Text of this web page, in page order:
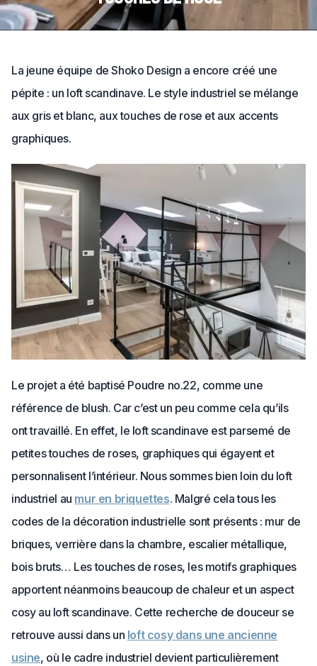
La jeune équipe de Shoko Design a encore créé une
pépite : un loft scandinave. Le style industriel se mélange
aux gris et blanc, aux touches de rose et aux accents
graphiques.
Le projet a été baptisé Poudre no.22, comme une
référence de blush. Car c’est un peu comme cela qu’ils
ont travaillé. En effet, le loft scandinave est parsemé de
petites touches de roses, graphiques qui égayent et
personnalisent l’intérieur. Nous sommes bien loin du loft
industriel au mur en briquettes. Malgré cela tous les
codes de la décoration industrielle sont présents : mur de
briques, verrière dans la chambre, escalier métallique,
bois bruts… Les touches de roses, les motifs graphiques
apportent néanmoins beaucoup de chaleur et un aspect
cosy au loft scandinave. Cette recherche de douceur se
retrouve aussi dans un loft cosy dans une ancienne
usine, où le cadre industriel devient particulièrement